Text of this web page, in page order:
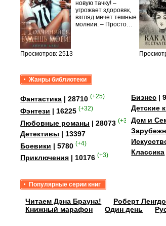
Просмотров: 2513
новую тачку! –
угрожает здоровяк,
взгляд мечет темные
молнии. – Просто…
Жанры библиотеки
Фантастика | 28710 (+25)
Фэнтези | 16225 (+32)
Любовные романы | 28073 (+349)
Детективы | 13397
Боевики | 5780 (+4)
Приключения | 10176 (+3)
Бизнес |
Детские
Дом и
Классика
Популярные серии книг
Читаем Дэна Брауна! Роберт
Книжный марафон
Один день